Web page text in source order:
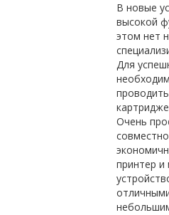
В новые
высокой
этом нет
Для
Очень
принтер и